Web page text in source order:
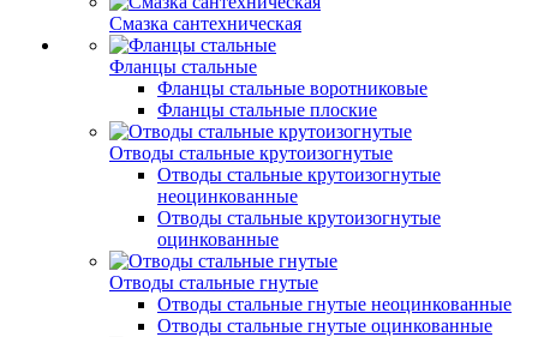
Смазка сантехническая
Фланцы стальные
Фланцы стальные воротниковые
Фланцы стальные плоские
Отводы стальные крутоизогнутые
Отводы стальные крутоизогнутые
неоцинкованные
Отводы стальные крутоизогнутые
оцинкованные
Отводы стальные гнутые
Отводы стальные гнутые неоцинкованные
Отводы стальные гнутые оцинкованные